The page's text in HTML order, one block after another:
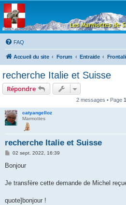
Les Marmottes de
Savoie
Forum d'entraide généalogique
FAQ
Accueil du site Forum Entraide
recherche Italie et Suisse
Répondre
2 messages • Page 1
catyangelloz
Marmottes
recherche Italie et Suisse
M
s
g
02 sept. 2022, 16:39
Bonjour
Je transfère cette demande de Michel
quote]bonjour !